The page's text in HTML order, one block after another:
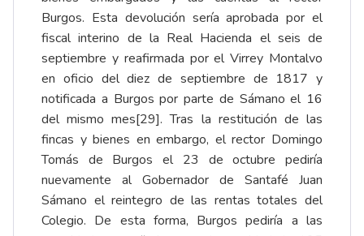
Burgos. Esta devolución sería aprobada por el
fiscal interino de la Real Hacienda el seis de
septiembre y reafirmada por el Virrey Montalvo
en oficio del diez de septiembre de 1817 y
notificada a Burgos por parte de Sámano el 16
del mismo mes[29]. Tras la restitución de las
fincas y bienes en embargo, el rector Domingo
Tomás de Burgos el 23 de octubre pediría
nuevamente al Gobernador de Santafé Juan
Sámano el reintegro de las rentas totales del
Colegio. De esta forma, Burgos pediría a las